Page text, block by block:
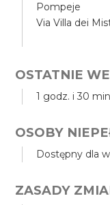
Pompeje
Via Villa dei
OSTATNIE
1 godz. i 30
OSOBY
Dostępny dla
ZASADY